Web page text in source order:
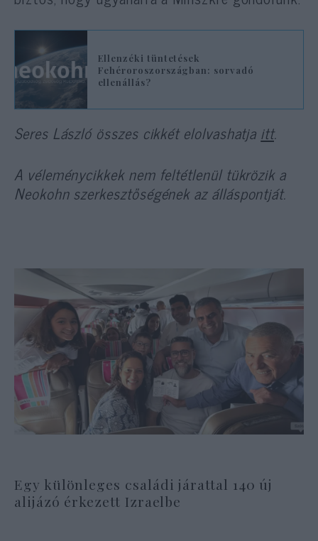
Ellenzéki tüntetések
Fehéroroszországban: sorvadó
ellenállás?
Seres László összes cikkét elolvashatja itt.
A véleménycikkek nem feltétlenül tükrözik a
Neokohn szerkesztőségének az álláspontját.
Egy különleges családi járattal 140 új
alijázó érkezett Izraelbe